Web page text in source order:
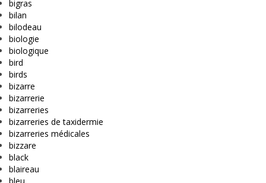
bigras
bilan
bilodeau
biologie
biologique
bird
birds
bizarre
bizarrerie
bizarreries
bizarreries de taxidermie
bizarreries médicales
bizzare
black
blaireau
bleu